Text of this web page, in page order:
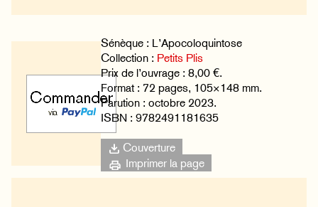
Sénèque : L’Apocoloquintose
Collection : Petits Plis
Prix de l’ouvrage : 8,00 €.
Format : 72 pages, 105×148 mm.
Parution : octobre 2023.
ISBN : 9782491181635
Couverture
Imprimer la page